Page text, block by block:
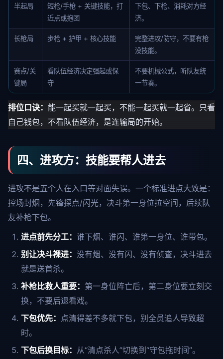
半起局
短枪/手枪 + 关键技能，打
近点或抱团
下包、下枪、消耗对方经
济。
长枪局 步枪 + 护甲 + 核心技能
完整进攻/防守，不要有枪
没技能。
赛点/关
键局
看队伍经济决定强起或保
守
不要机械公式，听队友统
一节奏。
排位口诀： 能一起买就一起买，不能一起买就一起省。只看
自己钱包，不看队伍经济，是连输局的开始。
四、进攻方：技能要帮人进去
进攻不是五个人在入口等对面失误。一个标准进点大致是：
控场封烟，先锋探点/闪光，决斗第一身位拉空间，后续队
友补枪下包。
进点前先分工： 谁下烟、谁闪、谁第一身位、谁带包。
别让决斗裸进： 没有烟、没有闪、没有侦查，决斗进去
就是送首杀。
补枪比救人重要： 第一身位阵亡后，第二身位要立刻交
换，不要后退看戏。
下包优先： 点清得差不多就下包，别全员追人导致超
时。
下包后换目标： 从“清点杀人”切换到“守包拖时间”。